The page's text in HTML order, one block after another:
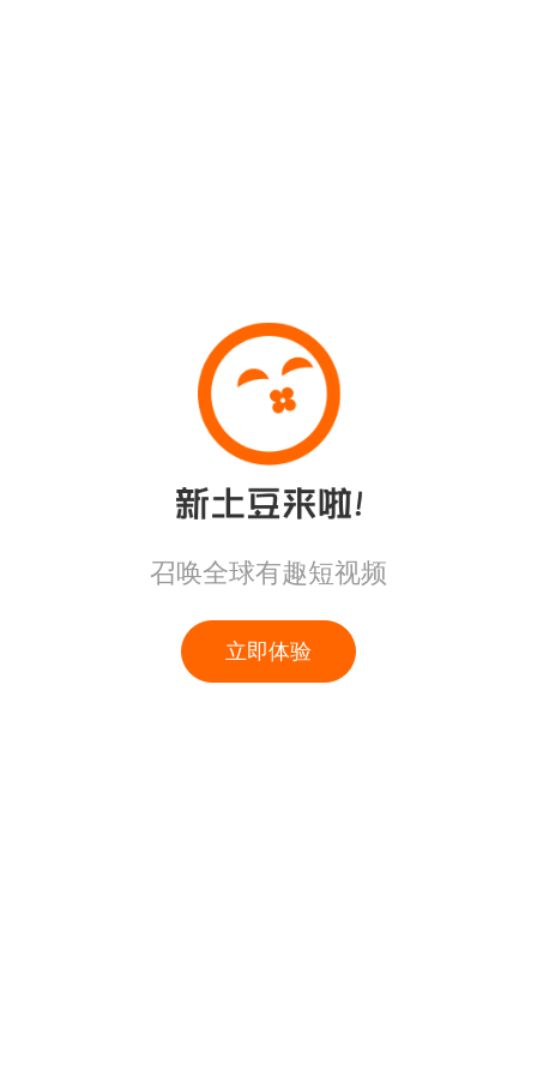
召唤全球有趣短视频
立即体验